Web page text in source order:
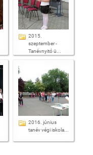
2015.
szeptember -
Tanévnyitó ü...
2016. június
tanév végi iskola...